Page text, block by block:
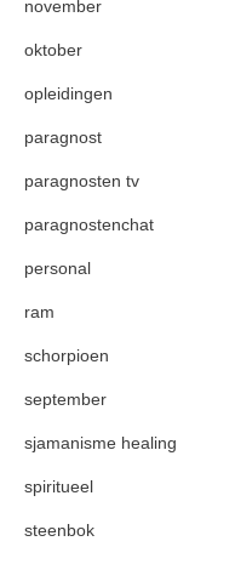
november
oktober
opleidingen
paragnost
paragnosten tv
paragnostenchat
personal
ram
schorpioen
september
sjamanisme healing
spiritueel
steenbok